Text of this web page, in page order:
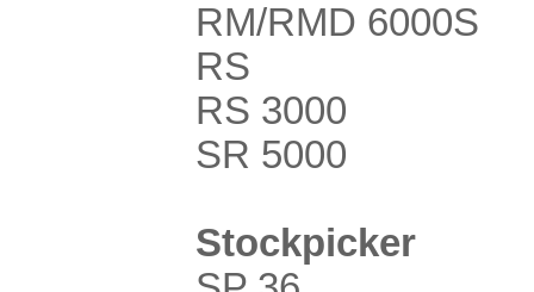
RM/RMD 6000S
RS
RS 3000
SR 5000
Stockpicker